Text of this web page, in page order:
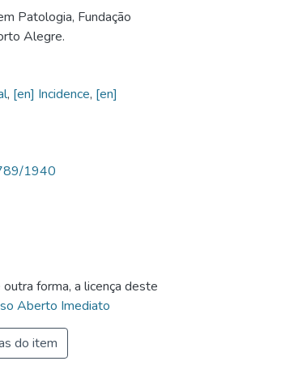
Patologia, Fundação
Alegre.
, [en] Incidence, [en]
1940
forma, a licença deste
Aberto Imediato
do item